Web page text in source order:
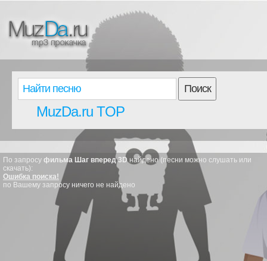
Поиск
MuzDa.ru TOP
По запросу фильма Шаг вперед 3Dнайдено (песни можно слушать или
скачать):
Ошибка поиска!
по Вашему запросу ничего не найдено